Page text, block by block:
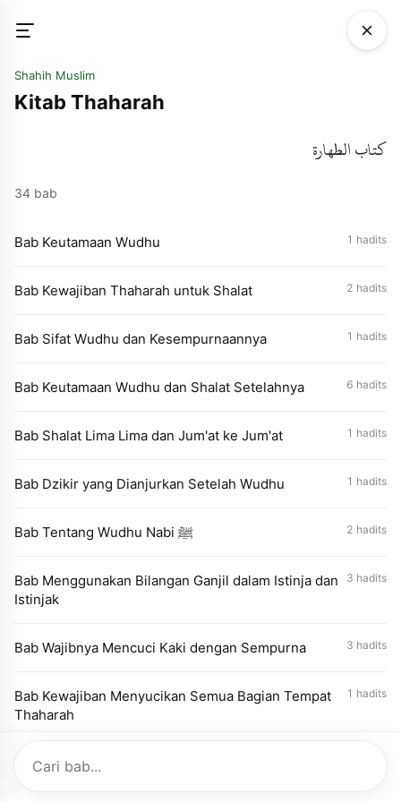
Shahih Muslim
Kitab Thaharah
كتاب الطهارة
34 bab
Bab Keutamaan Wudhu 1 hadits
Bab Kewajiban Thaharah untuk Shalat 2 hadits
Bab Sifat Wudhu dan Kesempurnaannya 1 hadits
Bab Keutamaan Wudhu dan Shalat Setelahnya 6 hadits
Bab Shalat Lima Lima dan Jum'at ke Jum'at 1 hadits
Bab Dzikir yang Dianjurkan Setelah Wudhu 1 hadits
Bab Tentang Wudhu Nabi ﷺ 2 hadits
Bab Menggunakan Bilangan Ganjil dalam Istinja dan
Istinjak
3 hadits
Bab Wajibnya Mencuci Kaki dengan Sempurna 3 hadits
Bab Kewajiban Menyucikan Semua Bagian Tempat
Thaharah
1 hadits
Bab Keluar Dosa Bersama Air Wudhu